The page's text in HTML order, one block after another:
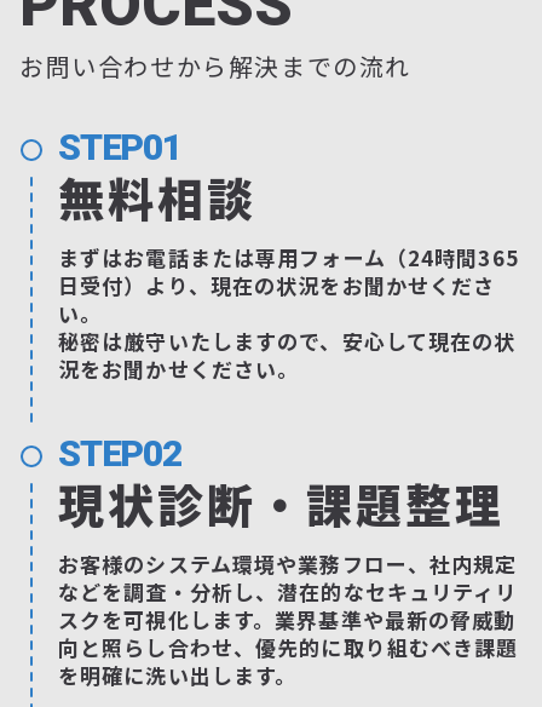
お問い合わせから解決までの流れ
STEP01
無料相談
まずはお電話または専用フォーム（24時間365
日受付）より、現在の状況をお聞かせくださ
い。
秘密は厳守いたしますので、安心して現在の状
況をお聞かせください。
STEP02
現状診断・課題整理
お客様のシステム環境や業務フロー、社内規定
などを調査・分析し、潜在的なセキュリティリ
スクを可視化します。業界基準や最新の脅威動
向と照らし合わせ、優先的に取り組むべき課題
を明確に洗い出します。